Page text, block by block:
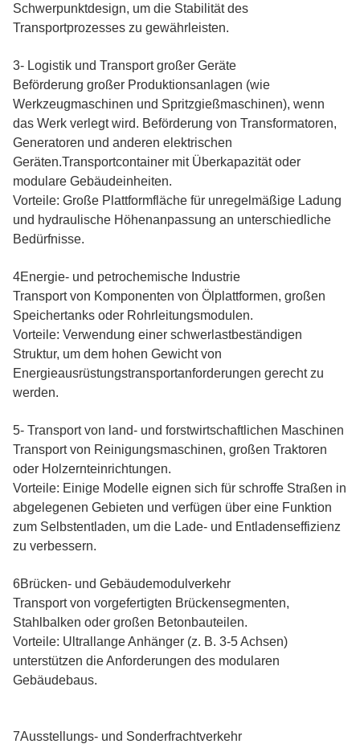
Schwerpunktdesign, um die Stabilität des
Transportprozesses zu gewährleisten.
3- Logistik und Transport großer Geräte
Beförderung großer Produktionsanlagen (wie
Werkzeugmaschinen und Spritzgießmaschinen), wenn
das Werk verlegt wird. Beförderung von Transformatoren,
Generatoren und anderen elektrischen
Geräten.Transportcontainer mit Überkapazität oder
modulare Gebäudeinheiten.
Vorteile: Große Plattformfläche für unregelmäßige Ladung
und hydraulische Höhenanpassung an unterschiedliche
Bedürfnisse.
4Energie- und petrochemische Industrie
Transport von Komponenten von Ölplattformen, großen
Speichertanks oder Rohrleitungsmodulen.
Vorteile: Verwendung einer schwerlastbeständigen
Struktur, um dem hohen Gewicht von
Energieausrüstungstransportanforderungen gerecht zu
werden.
5- Transport von land- und forstwirtschaftlichen Maschinen
Transport von Reinigungsmaschinen, großen Traktoren
oder Holzernteinrichtungen.
Vorteile: Einige Modelle eignen sich für schroffe Straßen in
abgelegenen Gebieten und verfügen über eine Funktion
zum Selbstentladen, um die Lade- und Entladenseffizienz
zu verbessern.
6Brücken- und Gebäudemodulverkehr
Transport von vorgefertigten Brückensegmenten,
Stahlbalken oder großen Betonbauteilen.
Vorteile: Ultrallange Anhänger (z. B. 3-5 Achsen)
unterstützen die Anforderungen des modularen
Gebäudebaus.
7Ausstellungs- und Sonderfrachtverkehr